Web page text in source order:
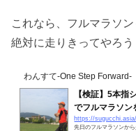
これなら、フルマラソ
絶対に走りきってやろう
わんすて-One Step Forward-
【検証】5本指
でフルマラソン
https://
先日のフルマラソンか